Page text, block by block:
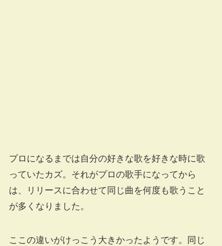
プロになるまでは自分の好きな歌を好きな時に歌
っていたカズ。それがプロの歌手になってから
は、リリースに合わせて同じ曲を何度も歌うこと
が多くなりました。
ここの違いがけっこう大きかったようです。同じ